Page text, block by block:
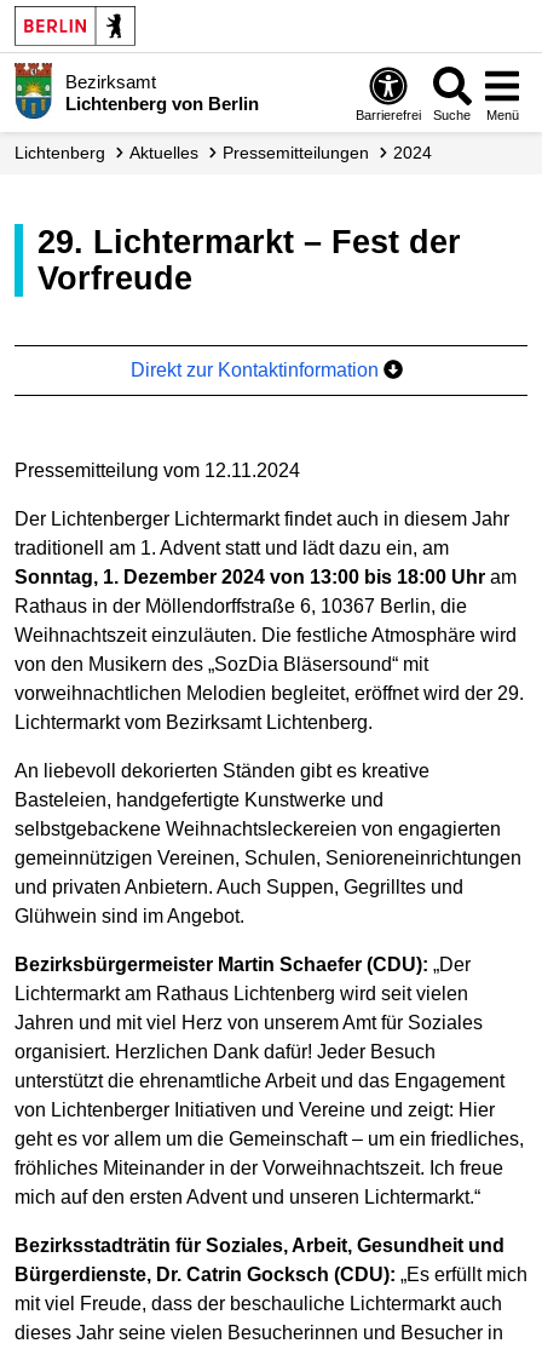
Bezirksamt
Lichtenberg von Berlin
Barrierefrei Suche Menü
Lichtenberg Aktuelles Presse­mitteilungen 2024
29. Lichtermarkt – Fest der
Vorfreude
Direkt zur Kontaktinformation
Pressemitteilung vom 12.11.2024
Der Lichtenberger Lichtermarkt findet auch in diesem Jahr
traditionell am 1. Advent statt und lädt dazu ein, am
Sonntag, 1. Dezember 2024 von 13:00 bis 18:00 Uhr am
Rathaus in der Möllendorffstraße 6, 10367 Berlin, die
Weihnachtszeit einzuläuten. Die festliche Atmosphäre wird
von den Musikern des „SozDia Bläsersound“ mit
vorweihnachtlichen Melodien begleitet, eröffnet wird der 29.
Lichtermarkt vom Bezirksamt Lichtenberg.
An liebevoll dekorierten Ständen gibt es kreative
Basteleien, handgefertigte Kunstwerke und
selbstgebackene Weihnachtsleckereien von engagierten
gemeinnützigen Vereinen, Schulen, Senioreneinrichtungen
und privaten Anbietern. Auch Suppen, Gegrilltes und
Glühwein sind im Angebot.
Bezirksbürgermeister Martin Schaefer (CDU): „Der
Lichtermarkt am Rathaus Lichtenberg wird seit vielen
Jahren und mit viel Herz von unserem Amt für Soziales
organisiert. Herzlichen Dank dafür! Jeder Besuch
unterstützt die ehrenamtliche Arbeit und das Engagement
von Lichtenberger Initiativen und Vereine und zeigt: Hier
geht es vor allem um die Gemeinschaft – um ein friedliches,
fröhliches Miteinander in der Vorweihnachtszeit. Ich freue
mich auf den ersten Advent und unseren Lichtermarkt.“
Bezirksstadträtin für Soziales, Arbeit, Gesundheit und
Bürgerdienste, Dr. Catrin Gocksch (CDU): „Es erfüllt mich
mit viel Freude, dass der beschauliche Lichtermarkt auch
dieses Jahr seine vielen Besucherinnen und Besucher in